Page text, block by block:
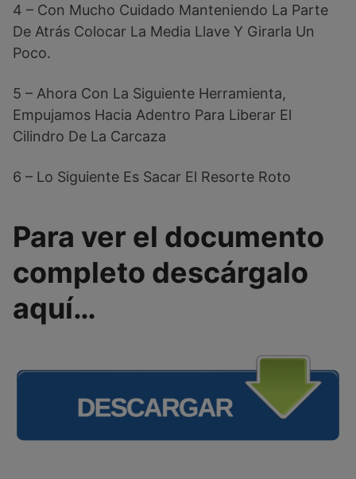
4 – Con Mucho Cuidado Manteniendo La Parte
De Atrás Colocar La Media Llave Y Girarla Un
Poco.
5 – Ahora Con La Siguiente Herramienta,
Empujamos Hacia Adentro Para Liberar El
Cilindro De La Carcaza
6 – Lo Siguiente Es Sacar El Resorte Roto
Para ver el documento
completo descárgalo
aquí…